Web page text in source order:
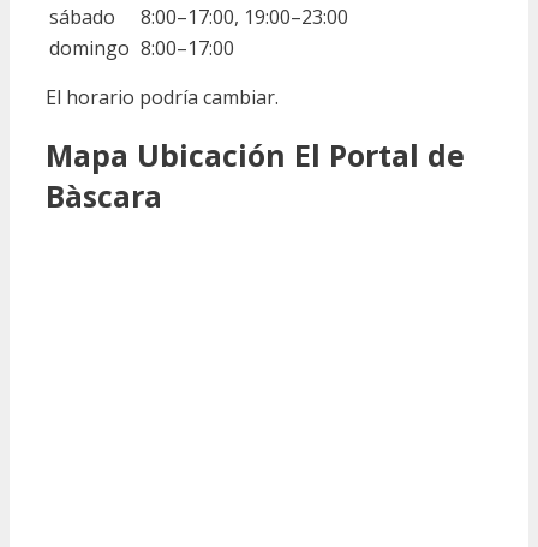
sábado
8:00–17:00, 19:00–23:00
domingo 8:00–17:00
El horario podría cambiar.
Mapa Ubicación El Portal de
Bàscara